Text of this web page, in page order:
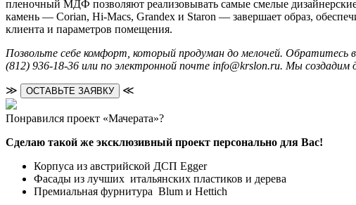
пленочный МДФ позволяют реализовывать самые смелые
камень — Corian, Hi-Macs, Grandex и Staron — завершает образ,
клиента и параметров помещения.
Позвольте себе комфорт, который продуман до мелочей. Обратитесь
(812) 936-18-36 или по электронной почте info@krslon.ru. Мы создадим
≫ ОСТАВЬТЕ ЗАЯВКУ ≪
Понравился проект «Мачерата»?
Сделаю такой же эксклюзивный проект персонально для Вас!
Корпуса из австрийской ДСП Egger
Фасады из лучших итальянских пластиков и дерева
Премиальная фурнитура Blum и Hettich